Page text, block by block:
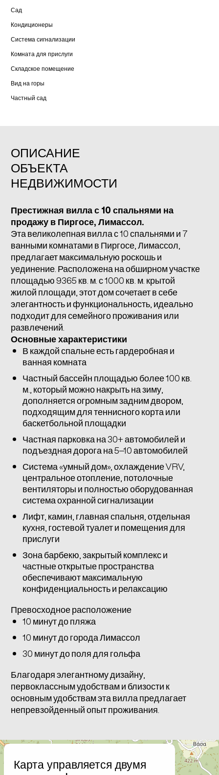
Сад
Кондиционеры
Система сигнализации
Комната для прислуги
Складское помещение
Вид на горы
Частный сад
ОПИСАНИЕ
ОБЪЕКТА
НЕДВИЖИМОСТИ
Престижная вилла с 10 спальнями на
продажу в Пиргосе, Лимассол.
Эта великолепная вилла с 10 спальнями и 7
ванными комнатами в Пиргосе, Лимассол,
предлагает максимальную роскошь и
уединение. Расположена на обширном участке
площадью 9365 кв. м. с 1000 кв. м. крытой
жилой площади, этот дом сочетает в себе
элегантность и функциональность, идеально
подходит для семейного проживания или
развлечений.
Основные характеристики
В каждой спальне есть гардеробная и
ванная комната
Частный бассейн площадью более 100 кв.
м., который можно накрыть на зиму,
дополняется огромным задним двором,
подходящим для теннисного корта или
баскетбольной площадки
Частная парковка на 30+ автомобилей и
подъездная дорога на 5–10 автомобилей
Система «умный дом», охлаждение VRV,
центральное отопление, потолочные
вентиляторы и полностью оборудованная
система охранной сигнализации
Лифт, камин, главная спальня, отдельная
кухня, гостевой туалет и помещения для
прислуги
Зона барбекю, закрытый комплекс и
частные открытые пространства
обеспечивают максимальную
конфиденциальность и релаксацию
Превосходное расположение
10 минут до пляжа
10 минут до города Лимассол
30 минут до поля для гольфа
Благодаря элегантному дизайну,
первоклассным удобствам и близости к
основным удобствам эта вилла предлагает
непревзойденный опыт проживания.
Карта управляется двумя
−